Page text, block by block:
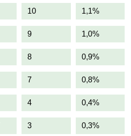
10 1,1%
9 1,0%
8 0,9%
7 0,8%
4 0,4%
3 0,3%